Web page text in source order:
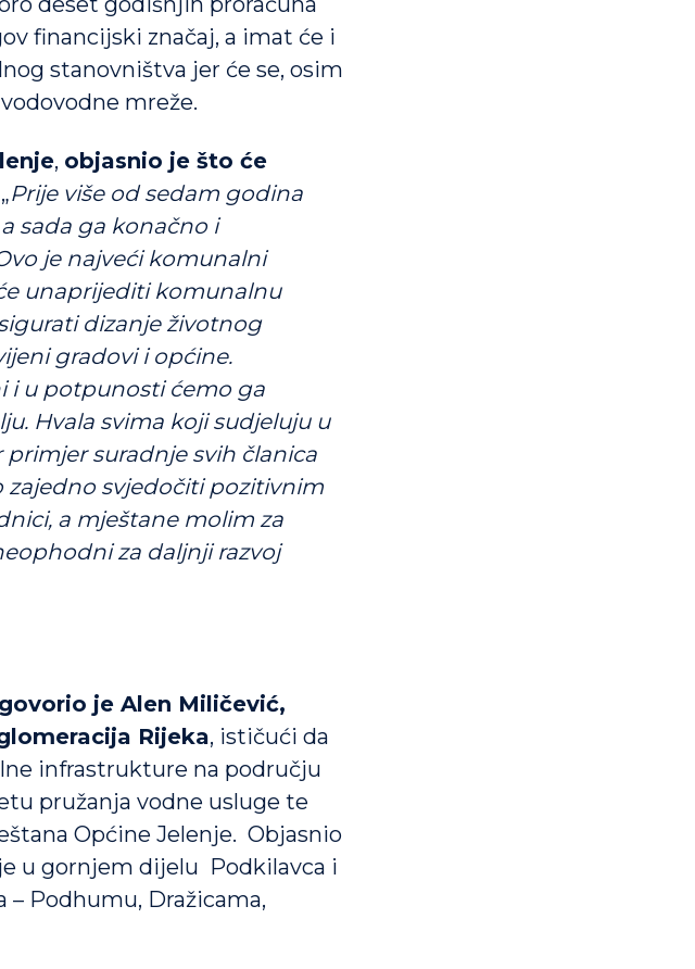
financijski značaj, a imat će i
stanovništva jer će se, osim
mreže.
, objasnio je što će
Prije više od sedam godina
sada ga konačno i
je najveći komunalni
unaprijediti komunalnu
dizanje životnog
gradovi i općine.
i u potpunosti ćemo ga
Hvala svima koji sudjeluju u
suradnje svih članica
zajedno svjedočiti pozitivnim
a mještane molim za
za daljnji razvoj
je Alen Miličević,
Rijeka, ističući da
infrastrukture na području
pružanja vodne usluge te
Općine Jelenje. Objasnio
u gornjem dijelu Podkilavca i
– Podhumu, Dražicama,